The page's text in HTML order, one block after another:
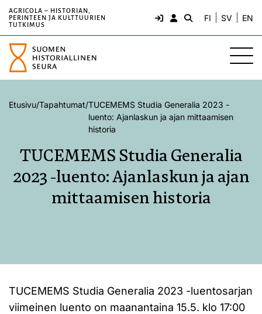
AGRICOLA – HISTORIAN,
PERINTEEN JA KULTTUURIEN
TUTKIMUS
FI SV EN
Etusivu/Tapahtumat/TUCEMEMS Studia Generalia 2023 -
luento: Ajanlaskun ja ajan mittaamisen
historia
TUCEMEMS Studia Generalia
2023 -luento: Ajanlaskun ja ajan
mittaamisen historia
TUCEMEMS Studia Generalia 2023 -luentosarjan
viimeinen luento on maanantaina 15.5. klo 17:00